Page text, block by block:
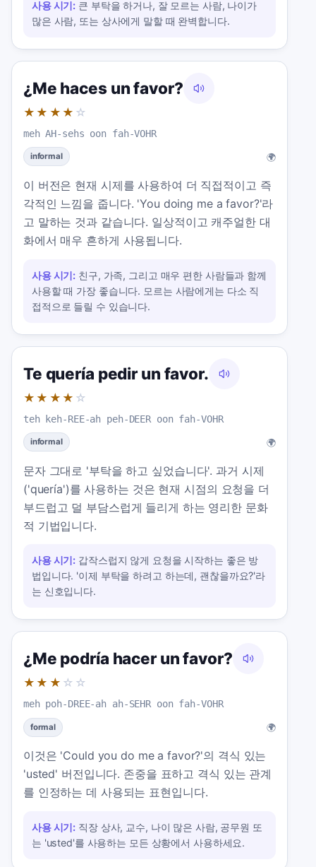
사용 시기: 큰 부탁을 하거나, 잘 모르는 사람, 나이가
많은 사람, 또는 상사에게 말할 때 완벽합니다.
¿Me haces un favor?
★★★★ ☆
meh AH-sehs oon fah-VOHR
informal 🌍
이 버전은 현재 시제를 사용하여 더 직접적이고 즉
각적인 느낌을 줍니다. 'You doing me a favor?'라
고 말하는 것과 같습니다. 일상적이고 캐주얼한 대
화에서 매우 흔하게 사용됩니다.
사용 시기: 친구, 가족, 그리고 매우 편한 사람들과 함께
사용할 때 가장 좋습니다. 모르는 사람에게는 다소 직
접적으로 들릴 수 있습니다.
Te quería pedir un favor.
★★★★ ☆
teh keh-REE-ah peh-DEER oon fah-VOHR
informal 🌍
문자 그대로 '부탁을 하고 싶었습니다'. 과거 시제
('quería')를 사용하는 것은 현재 시점의 요청을 더
부드럽고 덜 부담스럽게 들리게 하는 영리한 문화
적 기법입니다.
사용 시기: 갑작스럽지 않게 요청을 시작하는 좋은 방
법입니다. '이제 부탁을 하려고 하는데, 괜찮을까요?'라
는 신호입니다.
¿Me podría hacer un favor?
★★★ ☆☆
meh poh-DREE-ah ah-SEHR oon fah-VOHR
formal 🌍
이것은 'Could you do me a favor?'의 격식 있는
'usted' 버전입니다. 존중을 표하고 격식 있는 관계
를 인정하는 데 사용되는 표현입니다.
사용 시기: 직장 상사, 교수, 나이 많은 사람, 공무원 또
는 'usted'를 사용하는 모든 상황에서 사용하세요.